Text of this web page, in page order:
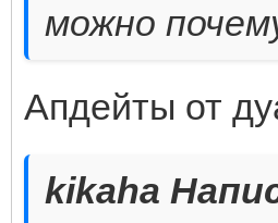
можно
Апдейты от
kikaha